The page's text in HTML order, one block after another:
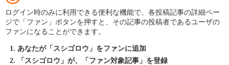
ログイン時のみに利用できる便利な機能で、各投稿記事の詳細ペー
ジで「ファン」ボタンを押すと、その記事の投稿者であるユーザの
ファンになることができます。
あなたが「スシゴロウ」をファンに追加
「スシゴロウ」が、「ファン対象記事」を登録